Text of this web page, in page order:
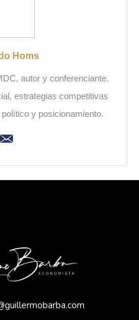
Homs
autor y conferenciante.
estrategias competitivas
y posicionamiento.